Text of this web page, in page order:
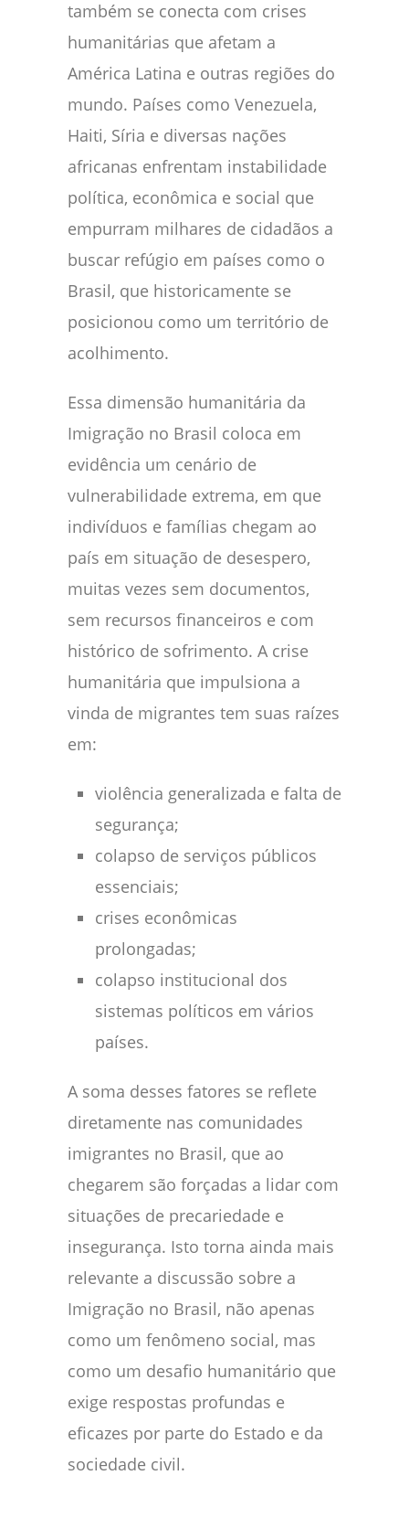
também se conecta com crises
humanitárias que afetam a
América Latina e outras regiões do
mundo. Países como Venezuela,
Haiti, Síria e diversas nações
africanas enfrentam instabilidade
política, econômica e social que
empurram milhares de cidadãos a
buscar refúgio em países como o
Brasil, que historicamente se
posicionou como um território de
acolhimento.
Essa dimensão humanitária da
Imigração no Brasil coloca em
evidência um cenário de
vulnerabilidade extrema, em que
indivíduos e famílias chegam ao
país em situação de desespero,
muitas vezes sem documentos,
sem recursos financeiros e com
histórico de sofrimento. A crise
humanitária que impulsiona a
vinda de migrantes tem suas raízes
em:
violência generalizada e falta de
segurança;
colapso de serviços públicos
essenciais;
crises econômicas
prolongadas;
colapso institucional dos
sistemas políticos em vários
países.
A soma desses fatores se reflete
diretamente nas comunidades
imigrantes no Brasil, que ao
chegarem são forçadas a lidar com
situações de precariedade e
insegurança. Isto torna ainda mais
relevante a discussão sobre a
Imigração no Brasil, não apenas
como um fenômeno social, mas
como um desafio humanitário que
exige respostas profundas e
eficazes por parte do Estado e da
sociedade civil.